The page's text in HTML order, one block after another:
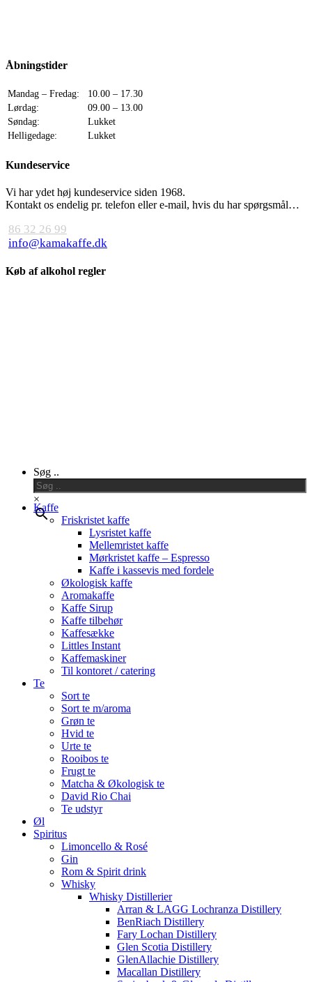
Åbningstider
Mandag – Fredag:
10.00 – 17.30
Lørdag:
09.00 – 13.00
Søndag:
Lukket
Helligedage:
Lukket
Kundeservice
Vi har ydet høj kundeservice siden 1968.
Kontakt os endelig pr. telefon eller e-mail, hvis du har spørgsmål…
86 32 26 99
info@kamakaffe.dk
Køb af alkohol regler
Menu
Søg ..
×
Kaffe
Friskristet kaffe
Lysristet kaffe
Mellemristet kaffe
Mørkristet kaffe – Espresso
Kaffe i kassevis med fordele
Økologisk kaffe
Aromakaffe
Kaffe Sirup
Kaffe tilbehør
Kaffesække
Littles Instant
Kaffemaskiner
Til kontoret / catering
Te
Sort te
Sort te m/aroma
Grøn te
Hvid te
Urte te
Rooibos te
Frugt te
Matcha & Økologisk te
David Rio Chai
Te udstyr
Øl
Spiritus
Limoncello & Rosé
Gin
Rom & Spirit drink
Whisky
Whisky Distillerier
Arran & LAGG Lochranza Distillery
BenRiach Distillery
Fary Lochan Distillery
Glen Scotia Distillery
GlenAllachie Distillery
Macallan Distillery